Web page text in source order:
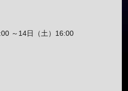
～14日（土）16:00